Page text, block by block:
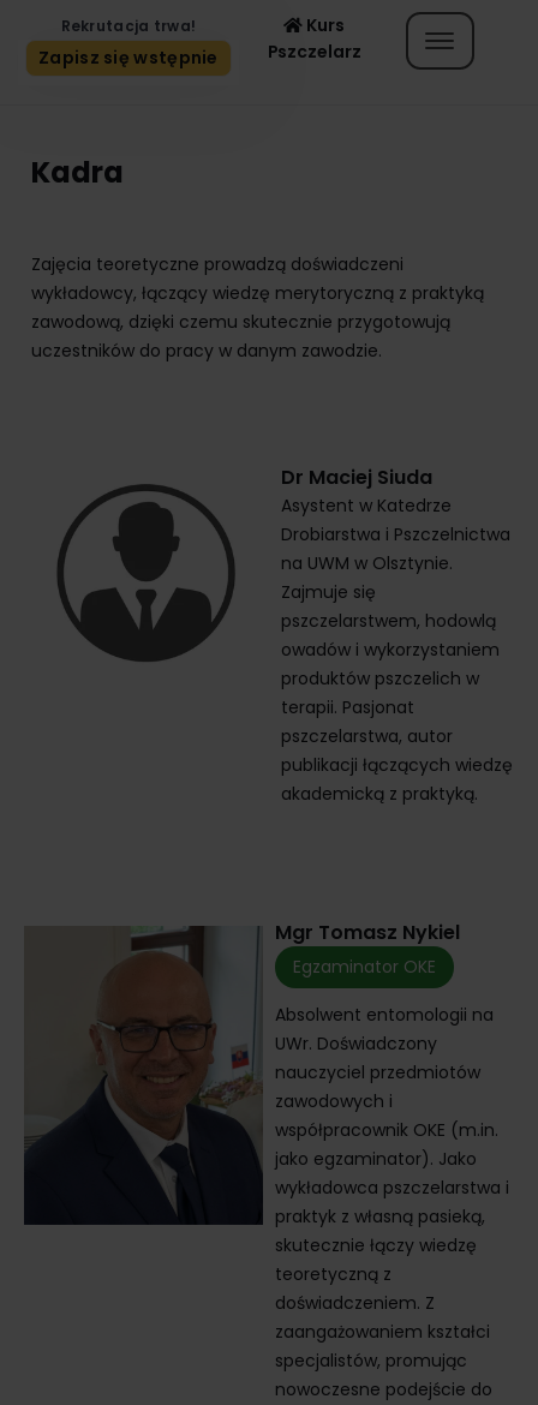
Rekrutacja trwa!
Zapisz się wstępnie
Kurs
Pszczelarz
Kadra
Zajęcia teoretyczne prowadzą doświadczeni
wykładowcy, łączący wiedzę merytoryczną z praktyką
zawodową, dzięki czemu skutecznie przygotowują
uczestników do pracy w danym zawodzie.
Dr Maciej Siuda
Asystent w Katedrze
Drobiarstwa i Pszczelnictwa
na UWM w Olsztynie.
Zajmuje się
pszczelarstwem, hodowlą
owadów i wykorzystaniem
produktów pszczelich w
terapii. Pasjonat
pszczelarstwa, autor
publikacji łączących wiedzę
akademicką z praktyką.
Mgr Tomasz Nykiel
Egzaminator OKE
Absolwent entomologii na
UWr. Doświadczony
nauczyciel przedmiotów
zawodowych i
współpracownik OKE (m.in.
jako egzaminator). Jako
wykładowca pszczelarstwa i
praktyk z własną pasieką,
skutecznie łączy wiedzę
teoretyczną z
doświadczeniem. Z
zaangażowaniem kształci
specjalistów, promując
nowoczesne podejście do